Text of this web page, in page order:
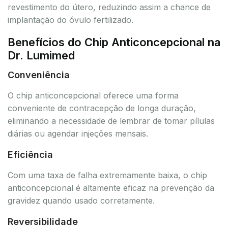
revestimento do útero, reduzindo assim a chance de
implantação do óvulo fertilizado.
Benefícios do Chip Anticoncepcional na
Dr. Lumimed
Conveniência
O chip anticoncepcional oferece uma forma
conveniente de contracepção de longa duração,
eliminando a necessidade de lembrar de tomar pílulas
diárias ou agendar injeções mensais.
Eficiência
Com uma taxa de falha extremamente baixa, o chip
anticoncepcional é altamente eficaz na prevenção da
gravidez quando usado corretamente.
Reversibilidade